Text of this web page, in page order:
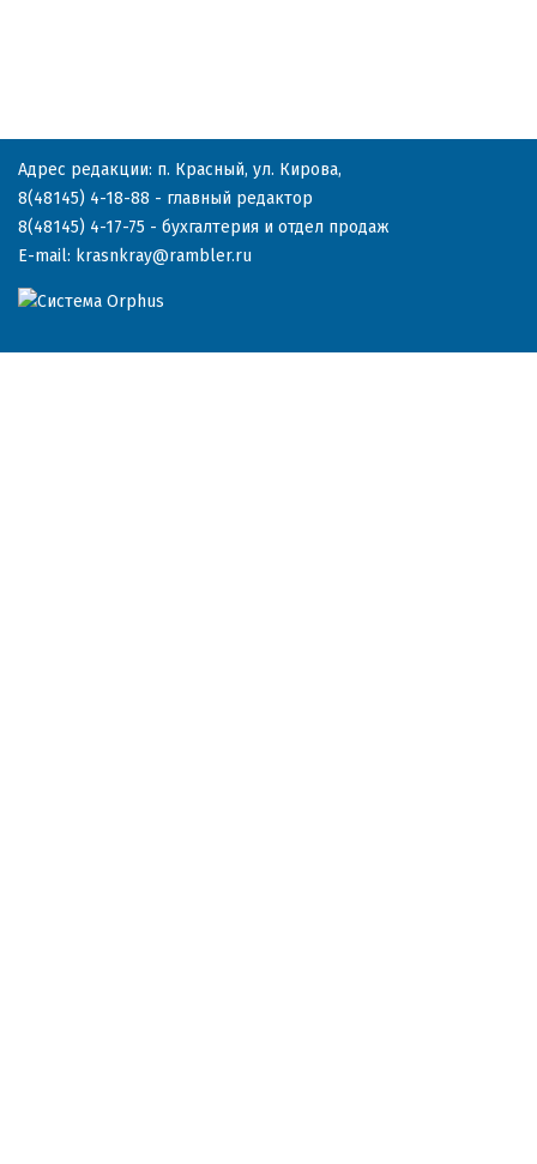
Адрес редакции: п. Красный, ул. Кирова,
8(48145) 4-18-88 - главный редактор
8(48145) 4-17-75 - бухгалтерия и отдел продаж
E-mail: krasnkray@rambler.ru